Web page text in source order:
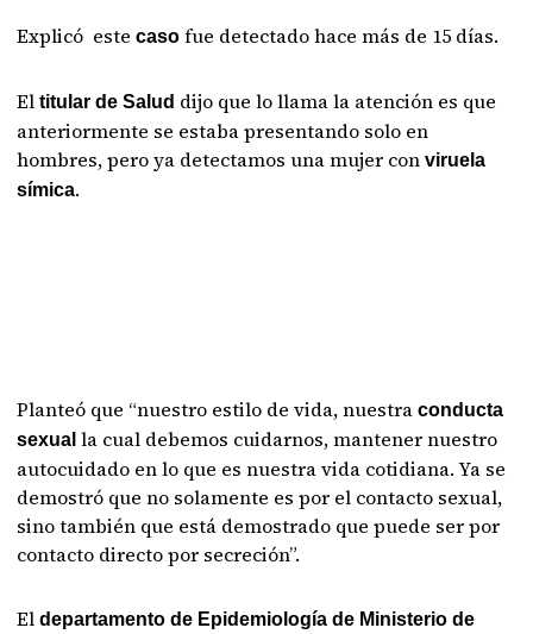
Explicó este caso fue detectado hace más de 15 días.
Eltitular de Salud dijo que lo llama la atención es que
anteriormente se estaba presentando solo en
hombres, pero ya detectamos una mujer conviruela
símica.
Planteó que “nuestro estilo de vida, nuestra conducta
sexualla cual debemos cuidarnos, mantener nuestro
autocuidado en lo que es nuestra vida cotidiana. Ya se
demostró que no solamente es por el contacto sexual,
sino también que está demostrado que puede ser por
contacto directo por secreción”.
Eldepartamento de Epidemiología de Ministerio de